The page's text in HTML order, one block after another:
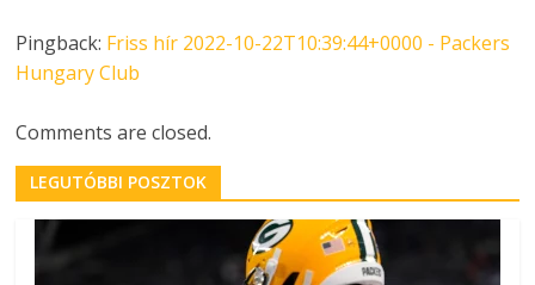
Pingback: Friss hír 2022-10-22T10:39:44+0000 - Packers
Hungary Club
Comments are closed.
LEGUTÓBBI POSZTOK